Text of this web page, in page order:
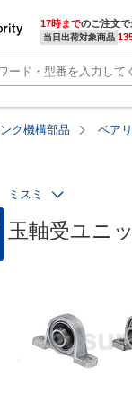
17時までのご注文で
当日出荷対象商品
ク機構部品
ベア
ミスミ
玉軸受ユニ